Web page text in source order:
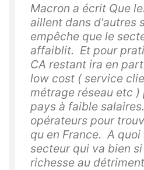
Macron a écrit Que
aillent dans d'autres
empêche que le
affaiblit. Et pour
CA restant ira en
low cost ( service
métrage réseau etc
pays à faible
opérateurs pour
qu en France. A
secteur qui va bien
richesse au